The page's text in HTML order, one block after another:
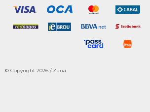
© Copyright 2026 / Zuria